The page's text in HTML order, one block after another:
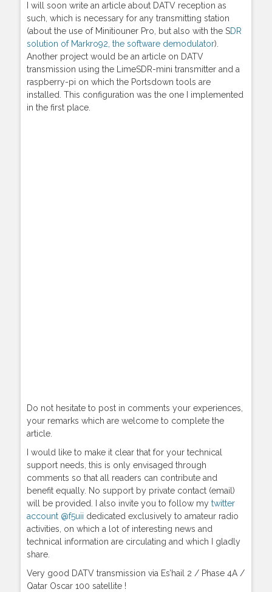
I will soon write an article about DATV reception as
such, which is necessary for any transmitting station
(about the use of Minitiouner Pro, but also with the SDR
solution of Markro92, the software demodulator).
Another project would be an article on DATV
transmission using the LimeSDR-mini transmitter and a
raspberry-pi on which the Portsdown tools are
installed. This configuration was the one I implemented
in the first place.
Do not hesitate to post in comments your experiences,
your remarks which are welcome to complete the
article.
I would like to make it clear that for your technical
support needs, this is only envisaged through
comments so that all readers can contribute and
benefit equally. No support by private contact (email)
will be provided. I also invite you to follow my twitter
account @f5uii dedicated exclusively to amateur radio
activities, on which a lot of interesting news and
technical information are circulating and which I gladly
share.
Very good DATV transmission via Es’hail 2 / Phase 4A /
Qatar Oscar 100 satellite !